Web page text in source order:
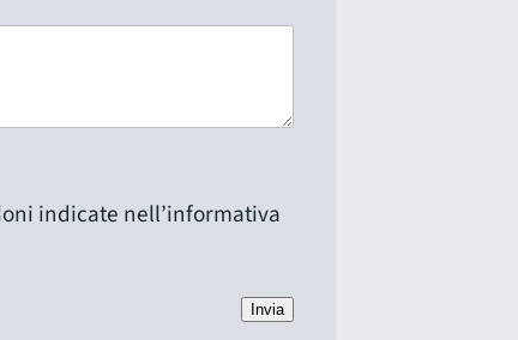
indicate nell’informativa
Invia